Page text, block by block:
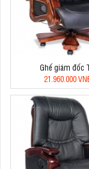
Ghế giám đốc
21.960.000